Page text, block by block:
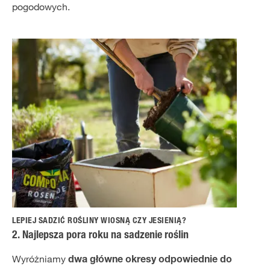
pogodowych.
LEPIEJ SADZIĆ ROŚLINY WIOSNĄ CZY JESIENIĄ?
2. Najlepsza pora roku na sadzenie roślin
Wyróżniamy dwa główne okresy odpowiednie do